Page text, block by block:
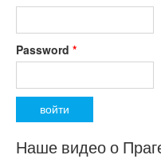
Password *
Наше видео о